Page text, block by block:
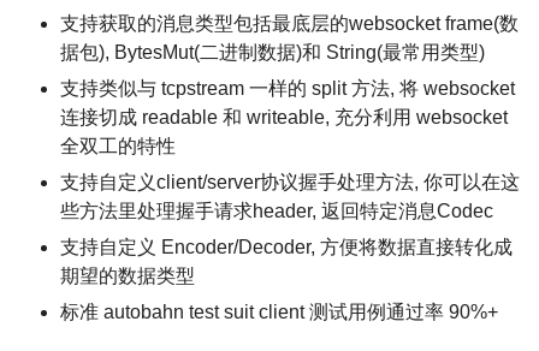
支持获取的消息类型包括最底层的websocket frame(数
据包), BytesMut(二进制数据)和 String(最常用类型)
支持类似与 tcpstream 一样的 split 方法, 将 websocket
连接切成 readable 和 writeable, 充分利用 websocket
全双工的特性
支持自定义client/server协议握手处理方法, 你可以在这
些方法里处理握手请求header, 返回特定消息Codec
支持自定义 Encoder/Decoder, 方便将数据直接转化成
期望的数据类型
标准 autobahn test suit client 测试用例通过率 90%+